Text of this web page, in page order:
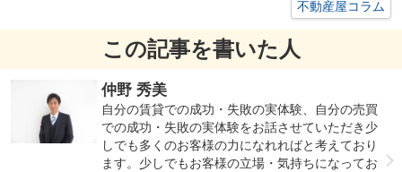
不動産屋コラム
この記事を書いた人
仲野 秀美
自分の賃貸での成功・失敗の実体験、自分の売買
での成功・失敗の実体験をお話させていただき少
しでも多くのお客様の力になれればと考えており
ます。少しでもお客様の立場・気持ちになってお